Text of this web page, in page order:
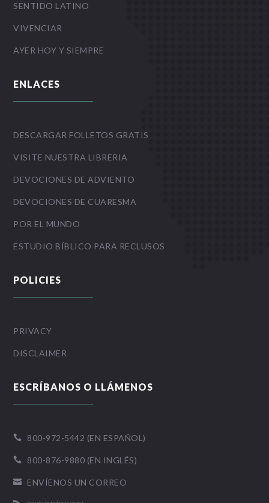
SENTIDO LATINO
VIVENCIAR
AYER HOY Y SIEMPRE
ENLACES
DESCARGAR FOLLETOS GRATIS
VISITE NUESTRA LIBRERIA
DEVOCIONES DE ADVIENTO
DEVOCIONES DE CUARESMA
POR EL MUNDO
ESTUDIO BÍBLICO PARA RECLUSOS
POLICIES
PRIVACY
DISCLAIMER
ESCRÍBANOS O LLÁMENOS
 800-972-5442 (EN ESPAÑOL)
 800-876-9880 (EN INGLÉS)
 ENVÍENOS UN CORREO